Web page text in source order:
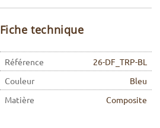
Fiche technique
Référence
26-DF_TRP-BL
Couleur
Bleu
Matière
Composite